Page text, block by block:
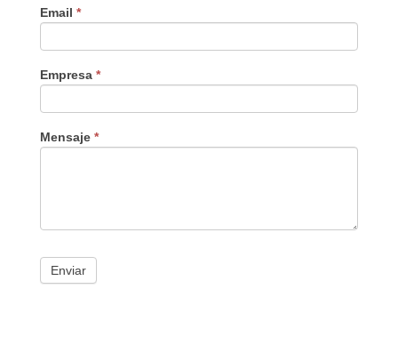
Email *
Empresa *
Mensaje *
Enviar